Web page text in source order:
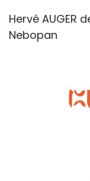
Hervé AUGER
Nebopan